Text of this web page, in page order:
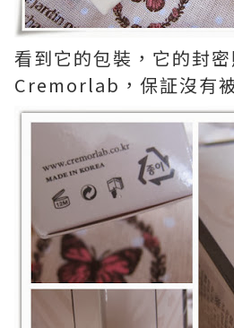
看到它的包裝，它的封
Cremorlab，保証沒有